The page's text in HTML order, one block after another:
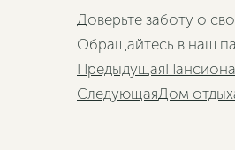
Доверьте заботу о
Обращайтесь в наш
Пред
Предыдущая
СледующаяДом